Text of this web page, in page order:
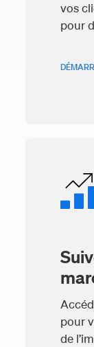
vos
pour
pour
de